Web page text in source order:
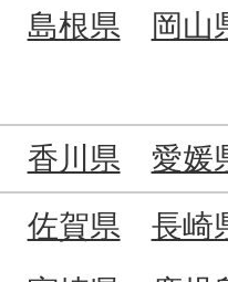
島根県
岡山
香川県 愛媛
佐賀県
長崎